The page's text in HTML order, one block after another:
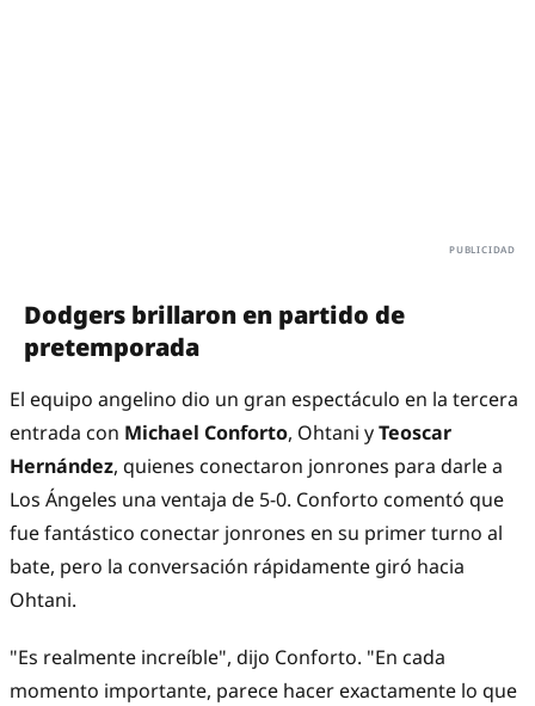
Dodgers brillaron en partido de
pretemporada
El equipo angelino dio un gran espectáculo en la tercera
entrada con Michael Conforto, Ohtani yTeoscar
Hernández, quienes conectaron jonrones para darle a
Los Ángeles una ventaja de 5-0. Conforto comentó que
fue fantástico conectar jonrones en su primer turno al
bate, pero la conversación rápidamente giró hacia
Ohtani.
"Es realmente increíble", dijo Conforto. "En cada
momento importante, parece hacer exactamente lo que